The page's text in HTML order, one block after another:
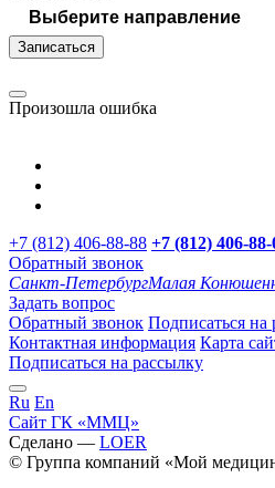
Записаться
Произошла ошибка
+7 (812) 406-88-88 +7 (812) 406-88-
Обратный звонок
Санкт-ПетербургМалая
Задать вопрос
Обратный звонок Подписаться на
Контактная информация Карта
Подписаться на рассылку
Ru En
Сайт ГК «ММЦ»
Сделано — LOER
© Группа компаний «Мой